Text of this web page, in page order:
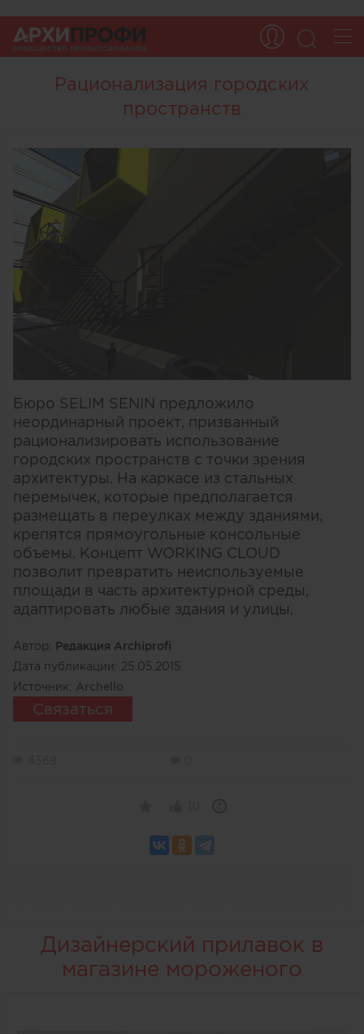
Рационализация городских
пространств
Бюро SELIM SENIN предложило
неординарный проект, призванный
рационализировать использование
городских пространств с точки зрения
архитектуры. На каркасе из стальных
перемычек, которые предполагается
размещать в переулках между зданиями,
крепятся прямоугольные консольные
объемы. Концепт WORKING CLOUD
позволит превратить неиспользуемые
площади в часть архитектурной среды,
адаптировать любые здания и улицы.
Автор: Редакция Archiprofi
Дата публикации: 25.05.2015
Источник: Archello
Связаться
Дизайнерский прилавок в
магазине мороженого